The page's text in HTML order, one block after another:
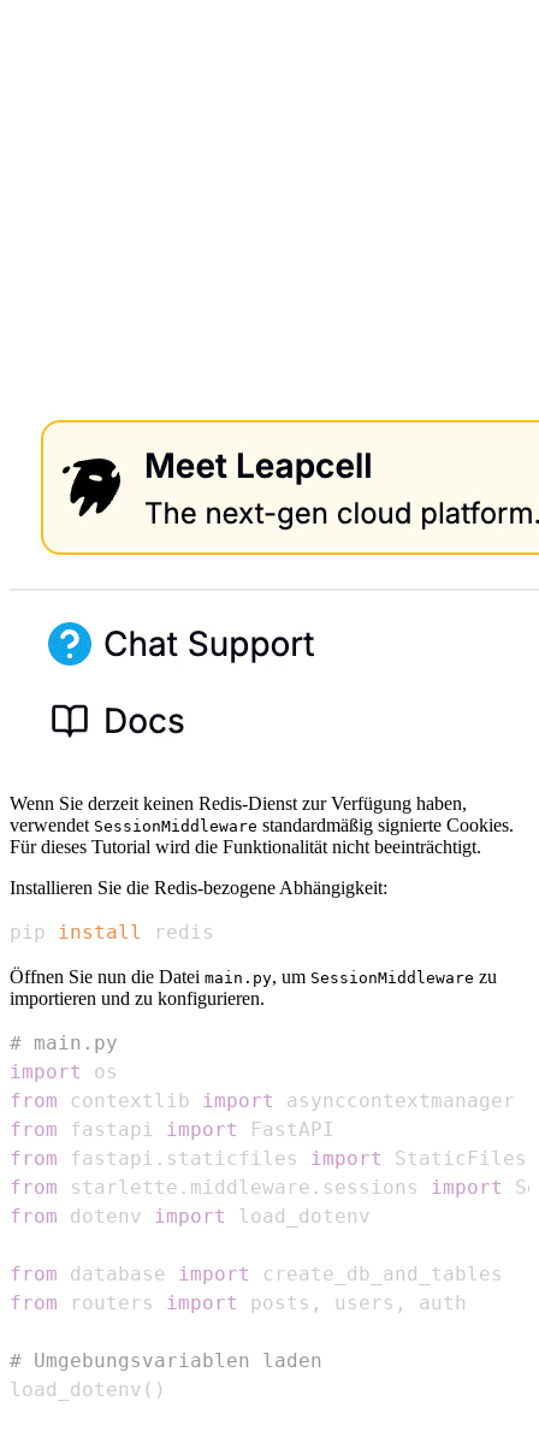
Wenn Sie derzeit keinen Redis-Dienst zur Verfügung haben,
verwendet SessionMiddleware standardmäßig signierte Cookies.
Für dieses Tutorial wird die Funktionalität nicht beeinträchtigt.
Installieren Sie die Redis-bezogene Abhängigkeit:
pip install redis
Öffnen Sie nun die Datei main.py, um SessionMiddleware zu
importieren und zu konfigurieren.
# main.py
import
from contextlib import
from fastapi import
from fastapi . staticfiles import
from starlette . middleware . sessions import
from dotenv import
from database import
from routers import posts , users ,
# Umgebungsvariablen laden
load_dotenv ( )